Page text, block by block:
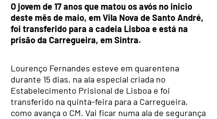
O jovem de 17 anos que matou os avós no inicio
deste mês de maio, em Vila Nova de Santo André,
foi transferido para a cadeia Lisboa e está na
prisão da Carregueira, em Sintra.
Lourenço Fernandes esteve em quarentena
durante 15 dias, na ala especial criada no
Estabelecimento Prisional de Lisboa e foi
transferido na quinta-feira para a Carregueira,
como avança o CM. Vai ficar numa ala de segurança